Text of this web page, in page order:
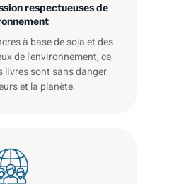
respectueuses de
à base de soja et des
de l'environnement, ce
sont sans danger
et la planète.